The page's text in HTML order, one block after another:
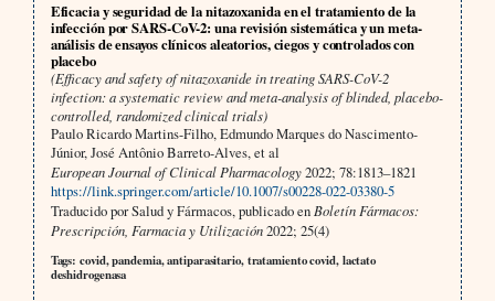
Eficacia y seguridad de la nitazoxanida en el tratamiento de la
infección por SARS-CoV-2: una revisión sistemática y un meta-
análisis de ensayos clínicos aleatorios, ciegos y controlados con
placebo
(Efficacy and safety of nitazoxanide in treating SARS-CoV-2
infection: a systematic review and meta-analysis of blinded, placebo-
controlled, randomized clinical trials)
Paulo Ricardo Martins-Filho, Edmundo Marques do Nascimento-
Júnior, José Antônio Barreto-Alves, et al
European Journal of Clinical Pharmacology2022; 78:1813–1821
https://link.springer.com/article/10.1007/s00228-022-03380-5
Traducido por Salud y Fármacos, publicado en Boletín Fármacos:
Prescripción, Farmacia y Utilización2022; 25(4)
Tags: covid, pandemia, antiparasitario, tratamiento covid, lactato
deshidrogenasa